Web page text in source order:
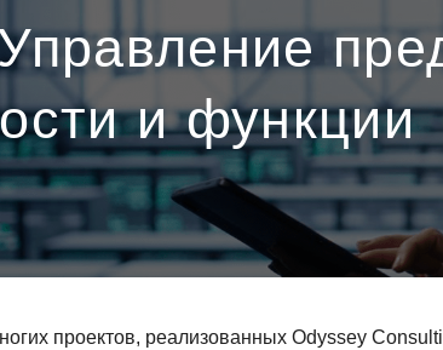
и функции
проектов, реализованных Odyssey